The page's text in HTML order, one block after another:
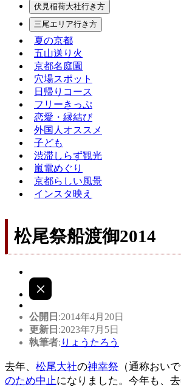
伏見稲荷大社行き方
三尾エリア行き方
夏の京都
五山送り火
京都名庭園
穴場スポット
日帰りコース
フリーきっぷ
恋愛・縁結び
外国人オススメ
子ども
渋滞しらず観光
嵐電めぐり
京都らしい風景
インスタ映え
松尾祭船渡御2014
公開日 :2014年4月20日
更新日 :2023年7月5日
執筆者: りょうたろう
去年、 松尾大社の神幸祭 （通称おい
のため中止になりました。今年も、